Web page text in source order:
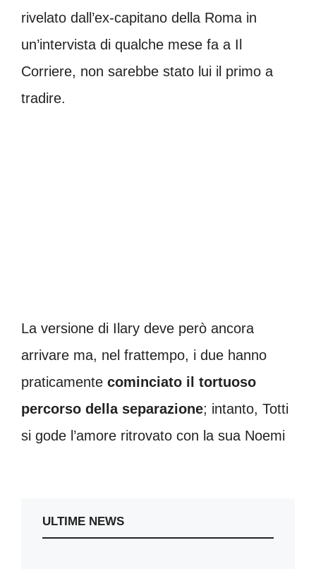
rivelato dall’ex-capitano della Roma in
un’intervista di qualche mese fa a Il
Corriere, non sarebbe stato lui il primo a
tradire.
La versione di Ilary deve però ancora
arrivare ma, nel frattempo, i due hanno
praticamente cominciato il tortuoso
percorso della separazione; intanto, Totti
si gode l’amore ritrovato con la sua Noemi
ULTIME NEWS